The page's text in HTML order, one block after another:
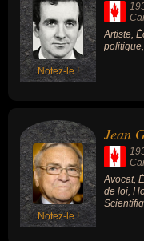
Notez-le !
Artiste,
Notez-le !
Jean
Avocat,
de loi,